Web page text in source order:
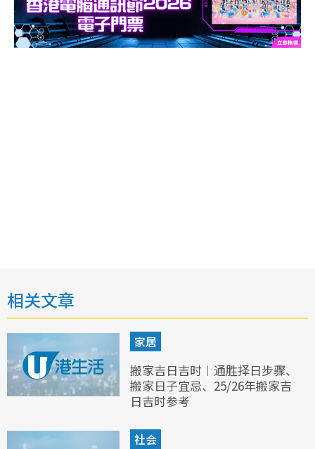
相关文章
家居
搬家吉日吉时︱通胜择日步骤、
搬家日子宜忌、25/26年搬家吉
日吉时参考
社会